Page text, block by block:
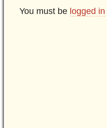
You must be logged in